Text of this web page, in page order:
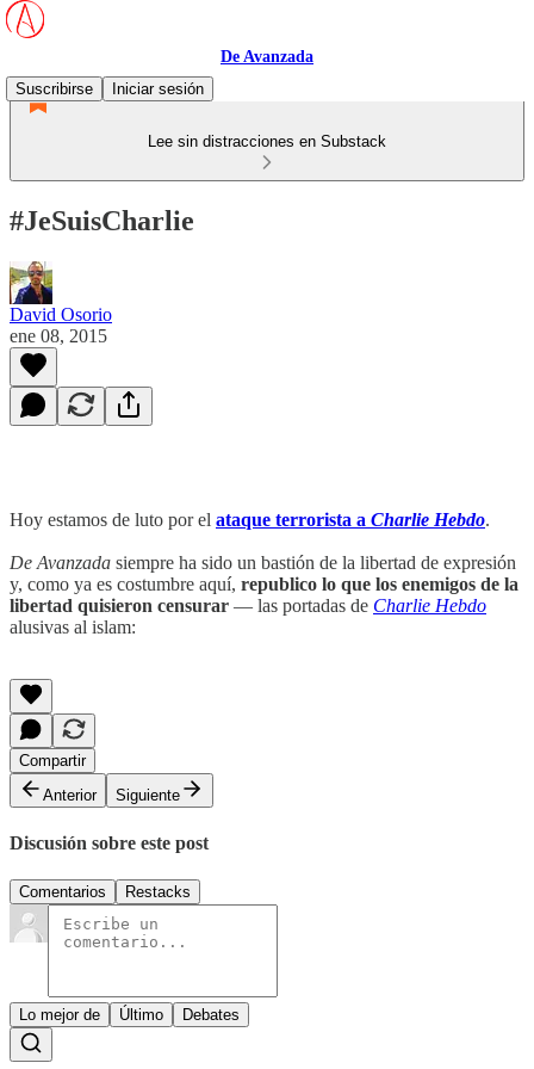
De Avanzada
Suscribirse
Iniciar sesión
Lee sin distracciones en Substack
#JeSuisCharlie
David Osorio
ene 08, 2015
Hoy estamos de luto por el ataque terrorista a Charlie Hebdo.
De Avanzada siempre ha sido un bastión de la libertad de expresión
y, como ya es costumbre aquí, republico lo que los enemigos de la
libertad quisieron censurar — las portadas de Charlie Hebdo
alusivas al islam:
Compartir
Anterior
Siguiente
Discusión sobre este post
Comentarios Restacks
Lo mejor de Último Debates